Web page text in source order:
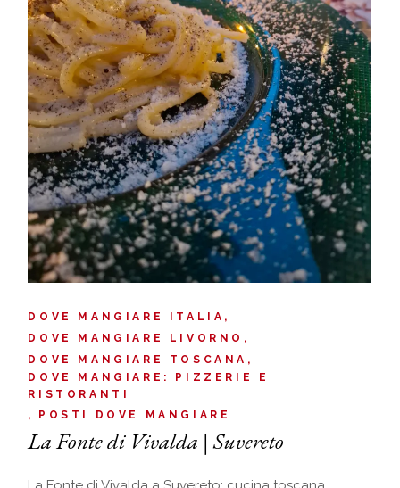
DOVE MANGIARE ITALIA
DOVE MANGIARE LIVORNO
DOVE MANGIARE TOSCANA
DOVE MANGIARE: PIZZERIE E
RISTORANTI
POSTI DOVE MANGIARE
La Fonte di Vivalda | Suvereto